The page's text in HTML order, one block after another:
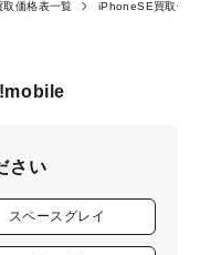
価格表一覧 iPhoneSE買取価
さい
スペースグレイ